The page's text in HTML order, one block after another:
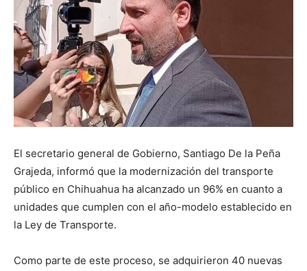
El secretario general de Gobierno, Santiago De la Peña
Grajeda, informó que la modernización del transporte
público en Chihuahua ha alcanzado un 96% en cuanto a
unidades que cumplen con el año-modelo establecido en
la Ley de Transporte.
Como parte de este proceso, se adquirieron 40 nuevas